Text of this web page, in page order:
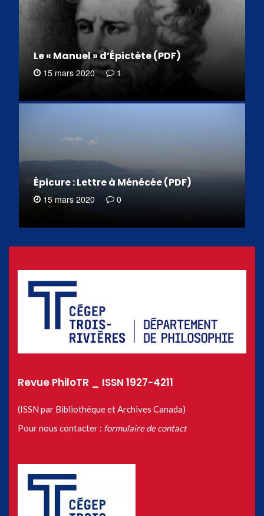
Le « Manuel » d’Épictète (PDF)
15 mars 2020 1
Épicure : Lettre à Ménécée (PDF)
15 mars 2020 0
Revue PhiloTR _ ISSN 1927-4211
(ISSN par Bibliothèque et Archives Canada)
Pour nous contacter : formulaire de contact